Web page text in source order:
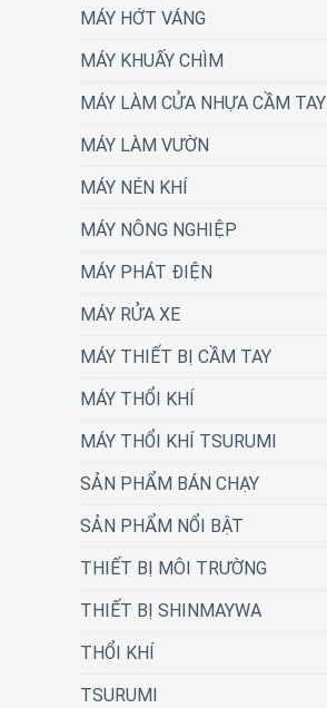
MÁY HỚT VÁNG
MÁY KHUẤY CHÌM
MÁY LÀM CỬA NHỰA CẦM TAY
MÁY LÀM VƯỜN
MÁY NÉN KHÍ
MÁY NÔNG NGHIỆP
MÁY PHÁT ĐIỆN
MÁY RỬA XE
MÁY THIẾT BỊ CẦM TAY
MÁY THỔI KHÍ
MÁY THỔI KHÍ TSURUMI
SẢN PHẨM BÁN CHẠY
SẢN PHẨM NỔI BẬT
THIẾT BỊ MÔI TRƯỜNG
THIẾT BỊ SHINMAYWA
THỔI KHÍ
TSURUMI